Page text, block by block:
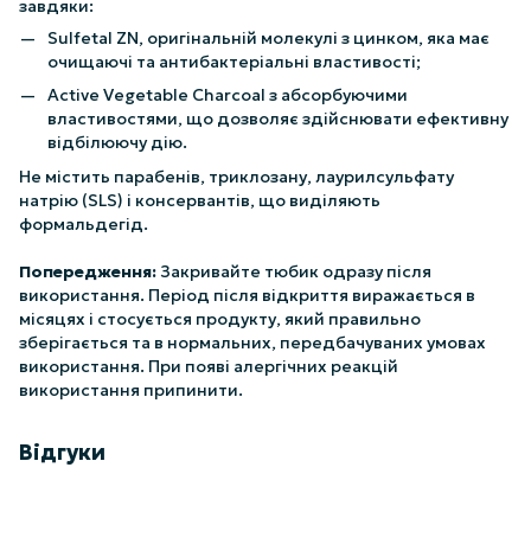
завдяки:
Sulfetal ZN, оригінальній молекулі з цинком, яка має
очищаючі та антибактеріальні властивості;
Active Vegetable Charcoal з абсорбуючими
властивостями, що дозволяє здійснювати ефективну
відбілюючу дію.
Не містить парабенів, триклозану, лаурилсульфату
натрію (SLS) і консервантів, що виділяють
формальдегід.
Попередження: Закривайте тюбик одразу після
використання. Період після відкриття виражається в
місяцях і стосується продукту, який правильно
зберігається та в нормальних, передбачуваних умовах
використання. При появі алергічних реакцій
використання припинити.
Відгуки